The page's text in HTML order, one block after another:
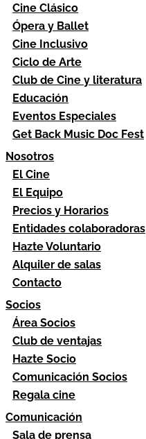
Cine Clásico
Ópera y Ballet
Cine Inclusivo
Ciclo de Arte
Club de Cine y literatura
Educación
Eventos Especiales
Get Back Music Doc Fest
Nosotros
El Cine
El Equipo
Precios y Horarios
Entidades colaboradoras
Hazte Voluntario
Alquiler de salas
Contacto
Socios
Área Socios
Club de ventajas
Hazte Socio
Comunicación Socios
Regala cine
Comunicación
Sala de prensa